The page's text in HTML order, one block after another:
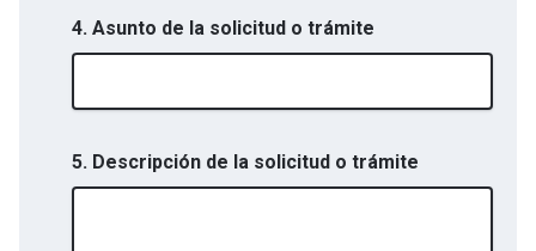
4. Asunto de la solicitud o trámite
5. Descripción de la solicitud o trámite